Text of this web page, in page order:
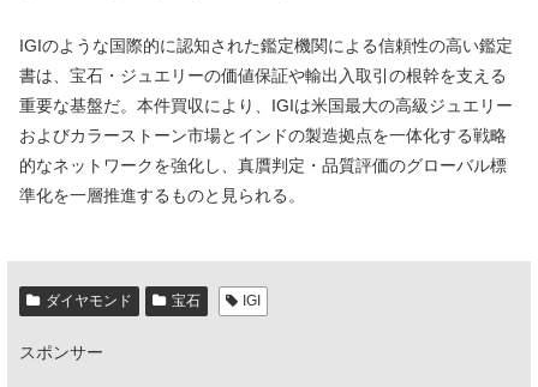
IGIのような国際的に認知された鑑定機関による信頼性の高い鑑定
書は、宝石・ジュエリーの価値保証や輸出入取引の根幹を支える
重要な基盤だ。本件買収により、IGIは米国最大の高級ジュエリー
およびカラーストーン市場とインドの製造拠点を一体化する戦略
的なネットワークを強化し、真贋判定・品質評価のグローバル標
準化を一層推進するものと見られる。
ダイヤモンド 宝石 IGI
スポンサー